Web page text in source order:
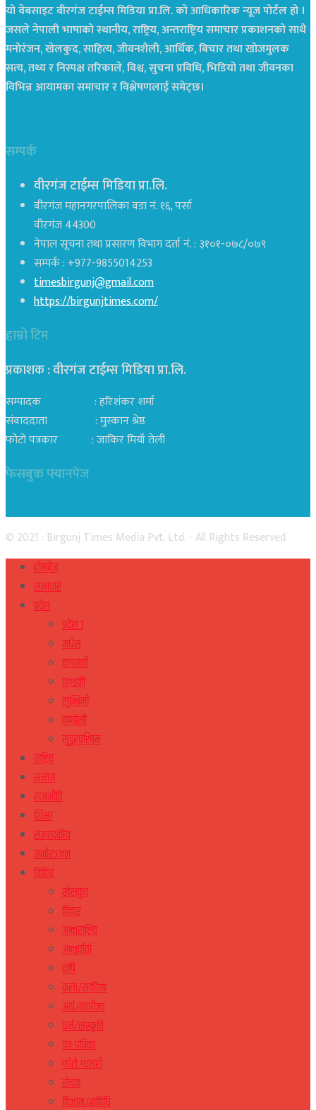
यो वेबसाइट वीरगंज टाईम्स मिडिया प्रा.लि. को आधिकारिक न्यूज पोर्टल हो ।
जसले नेपाली भाषाको स्थानीय, राष्ट्रिय, अन्तराष्ट्रिय समाचार प्रकाशनको साथै
मनोरंजन, खेलकुद, साहित्य, जीवनशैली, आर्थिक, बिचार तथा खोजमुलक
सत्य, तथ्य र निस्पक्ष तरिकाले, विश्व, सुचना प्रविधि, भिडियो तथा जीवनका
विभिन्न आयामका समाचार र विश्लेषणलाई समेट्छ।
सम्पर्क
वीरगंज टाईम्स मिडिया प्रा.लि.
वीरगंज महानगरपालिका वडा नं. १६, पर्सा
वीरगंज 44300
नेपाल सूचना तथा प्रसारण विभाग दर्ता नं. : ३१०१-०७८/०७९
सम्पर्क : +977-9855014253
timesbirgunj@gmail.com
https://birgunjtimes.com/
हाम्रो टिम
प्रकाशक : वीरगंज टाईम्स मिडिया प्रा‍.लि.
सम्पादक : हरिशंकर शर्मा
संवाददाता : मुस्कान श्रेष्ठ
फोटो पत्रकार : जाकिर मियाँ तेली
फेसबुक फ्यानपेज
© 2021 : Birgunj Times Media Pvt. Ltd. - All Rights Reserved.
होमपेज
समाचार
प्रदेश
प्रदेश १
मधेस
वागमती
गण्डकी
लुम्बिनी
कर्णाली
सुदुरपस्चिम
राष्ट्रिय
समाज
राजनीति
शिक्षा
सम्पादकीय
मनोरञ्जन
विविध
खेलकुद
विचार
अन्तराष्ट्रिय
अन्तर्वार्ता
कृषि
कला/साहित्य
अर्थ/वाणीज्य
धर्म/संस्कृति
पत्र-पत्रिका
फोटो ग्यलरी
रोचक
विज्ञान/प्राविधि